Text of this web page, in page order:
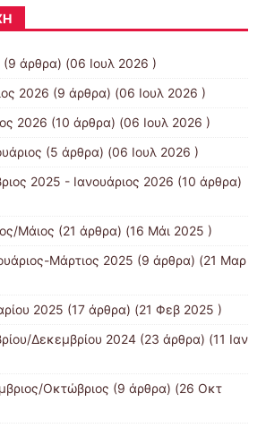
(9 άρθρα) (06 Ιουλ 2026 )
2026 (9 άρθρα) (06 Ιουλ 2026 )
2026 (10 άρθρα) (06 Ιουλ 2026 )
(5 άρθρα) (06 Ιουλ 2026 )
2025 - Ιανουάριος 2026 (10 άρθρα)
Μάιος (21 άρθρα) (16 Μάι 2025 )
Μάρτιος 2025 (9 άρθρα) (21 Μαρ
2025 (17 άρθρα) (21 Φεβ 2025 )
Δεκεμβρίου 2024 (23 άρθρα) (11 Ιαν
Οκτώβριος (9 άρθρα) (26 Οκτ